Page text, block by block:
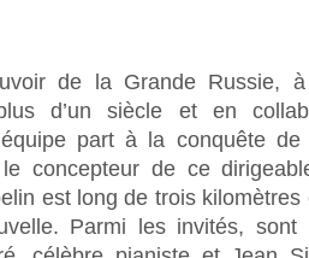
de la Grande Russie,
d’un siècle et en
équipe part à la conquête
le concepteur de ce
est long de trois
Parmi les invités, sont